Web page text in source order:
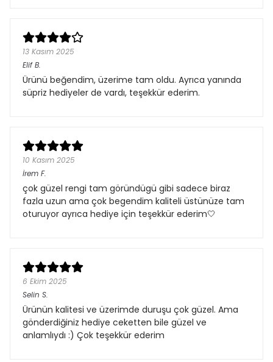
13 Kasım 2025
Elif B.
Ürünü beğendim, üzerime tam oldu. Ayrıca yanında
süpriz hediyeler de vardı, teşekkür ederim.
10 Kasım 2025
İrem F.
çok güzel rengi tam göründügü gibi sadece biraz
fazla uzun ama çok begendim kaliteli üstünüze tam
oturuyor ayrıca hediye için teşekkür ederim🤍
6 Ekim 2025
Selin S.
Ürünün kalitesi ve üzerimde duruşu çok güzel. Ama
gönderdiğiniz hediye ceketten bile güzel ve
anlamlıydı :) Çok teşekkür ederim